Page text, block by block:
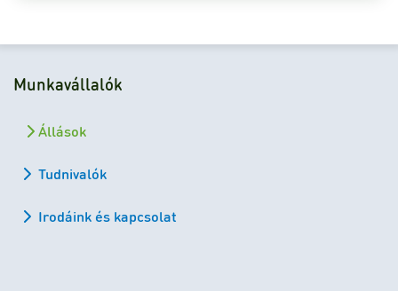
Munkavállalók
Állások
Tudnivalók
Irodáink és kapcsolat